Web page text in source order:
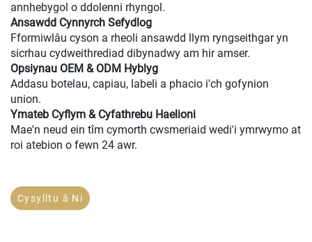
annhebygol o ddolenni rhyngol.
Ansawdd Cynnyrch Sefydlog
Fformiwlâu cyson a rheoli ansawdd llym ryngseithgar yn
sicrhau cydweithrediad dibynadwy am hir amser.
Opsiynau OEM & ODM Hyblyg
Addasu botelau, capiau, labeli a phacio i'ch gofynion
union.
Ymateb Cyflym & Cyfathrebu Haelioni
Mae'n neud ein tîm cymorth cwsmeriaid wedi'i ymrwymo at
roi atebion o fewn 24 awr.
Cysylltu â Ni